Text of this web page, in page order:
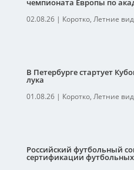
чемпионата Европы по
02.08.26| Коротко, Летние
В Петербурге стартует
лука
01.08.26| Коротко, Летние
Российский футбольный
сертификации